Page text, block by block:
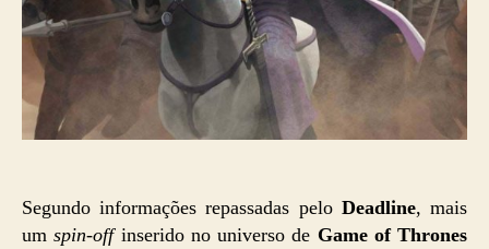
Segundo informações repassadas pelo Deadline, mais
umspin-offinserido no universo de Game of Thrones